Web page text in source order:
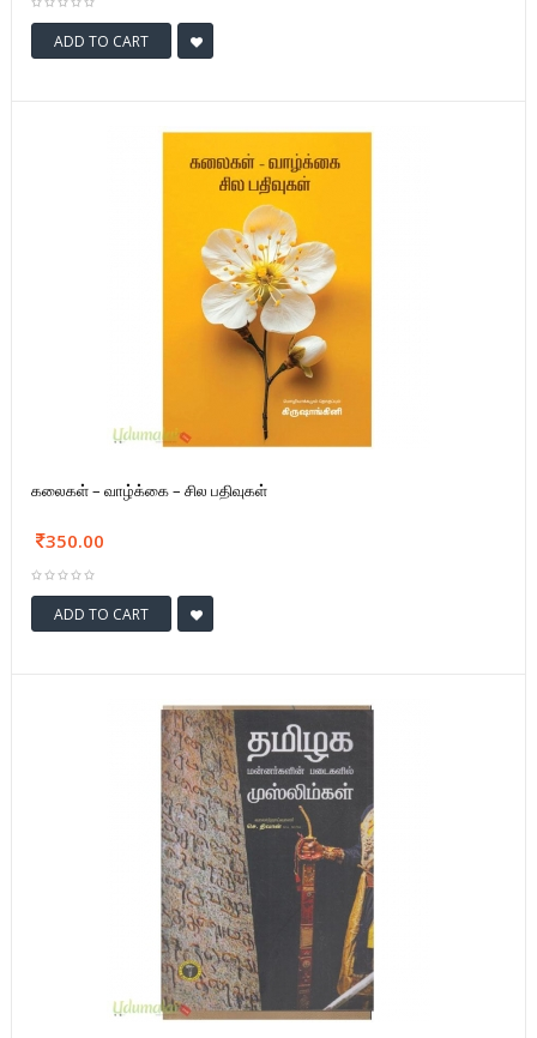
ADD TO CART
கலைகள் – வாழ்க்கை – சில பதிவுகள்
350.00
ADD TO CART